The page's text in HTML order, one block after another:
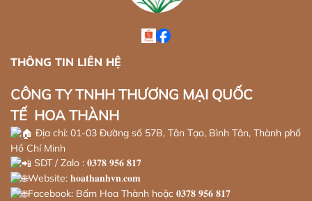
THÔNG TIN LIÊN HỆ
CÔNG TY TNHH THƯƠNG MẠI QUỐC
TẾ HOA THÀNH
Địa chỉ: 01-03 Đường số 57B, Tân Tạo, Bình Tân, Thành phố
Hồ Chí Minh
SDT / Zalo : 𝟎𝟑𝟕𝟖 𝟗𝟓𝟔 𝟖𝟏𝟕
Website: 𝐡𝐨𝐚𝐭𝐡𝐚𝐧𝐡𝐯𝐧.𝐜𝐨𝐦
Facebook: Bấm Hoa Thành hoặc 𝟎𝟑𝟕𝟖 𝟗𝟓𝟔 𝟖𝟏𝟕